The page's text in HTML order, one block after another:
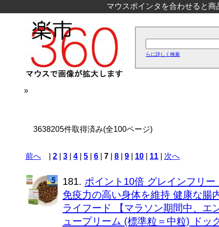
マウスポインタを合わせると
らに詳しく検索
»
3638205件取得済み(全100ページ)
前へ 2 3 4 5 6 7 8 9 10 11 次へ
181. ポイント10倍 グレインフリ
免疫力の高い身体を維持 健康な腸
ライフード 【マラソン期間中、エ
ュープリーム (標準粒＝中粒) ドッ